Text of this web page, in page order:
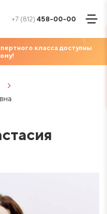
+7 (812) 458-00-00
класса доступны